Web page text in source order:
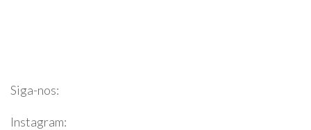
Siga-nos:
Instagram: